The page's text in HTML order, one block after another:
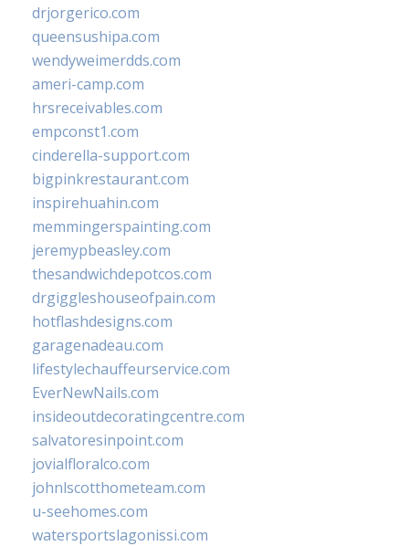
drjorgerico.com
queensushipa.com
wendyweimerdds.com
ameri-camp.com
hrsreceivables.com
empconst1.com
cinderella-support.com
bigpinkrestaurant.com
inspirehuahin.com
memmingerspainting.com
jeremypbeasley.com
thesandwichdepotcos.com
drgiggleshouseofpain.com
hotflashdesigns.com
garagenadeau.com
lifestylechauffeurservice.com
EverNewNails.com
insideoutdecoratingcentre.com
salvatoresinpoint.com
jovialfloralco.com
johnlscotthometeam.com
u-seehomes.com
watersportslagonissi.com